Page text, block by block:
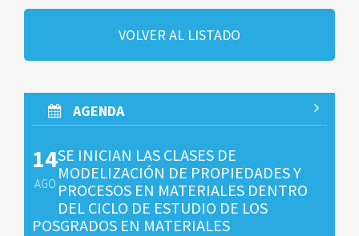
VOLVER AL LISTADO
AGENDA
14
AGO
SE INICIAN LAS CLASES DE
MODELIZACIÓN DE PROPIEDADES Y
PROCESOS EN MATERIALES DENTRO
DEL CICLO DE ESTUDIO DE LOS
POSGRADOS EN MATERIALES